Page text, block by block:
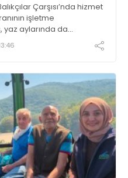
Çarşısı’nda hizmet
işletme
yaz aylarında da
ifade ederek “Yıl
bulmak mümkün